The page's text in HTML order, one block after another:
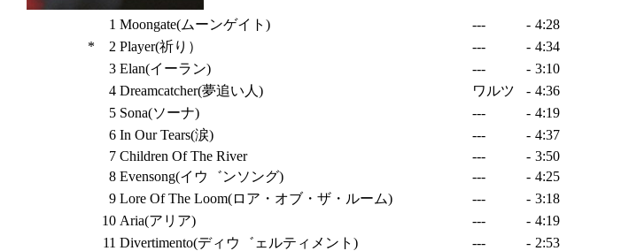
1 Moongate(ムーンゲイト) --- - 4:28
*
2 Player(祈り） --- - 4:34
3 Elan(イーラン) --- - 3:10
4 Dreamcatcher(夢追い人) ワルツ - 4:36
5 Sona(ソーナ) --- - 4:19
6 In Our Tears(涙) --- - 4:37
7 Children Of The River --- - 3:50
8 Evensong(イウ゛ンソング) --- - 4:25
9 Lore Of The Loom(ロア・オブ・ザ・ルーム) --- - 3:18
10 Aria(アリア) --- - 4:19
11 Divertimento(ディウ゛ェルティメント) --- - 2:53